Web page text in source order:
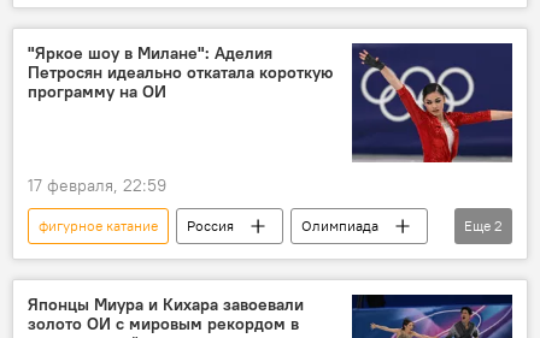
Аделия Петросян
Олимпиада
"Яркое шоу в Милане": Аделия
Петросян идеально откатала короткую
программу на ОИ
17 февраля, 22:59
фигурное катание Россия
Олимпиада
Спорт
Видео
Еще 2
Японцы Миура и Кихара завоевали
золото ОИ с мировым рекордом в